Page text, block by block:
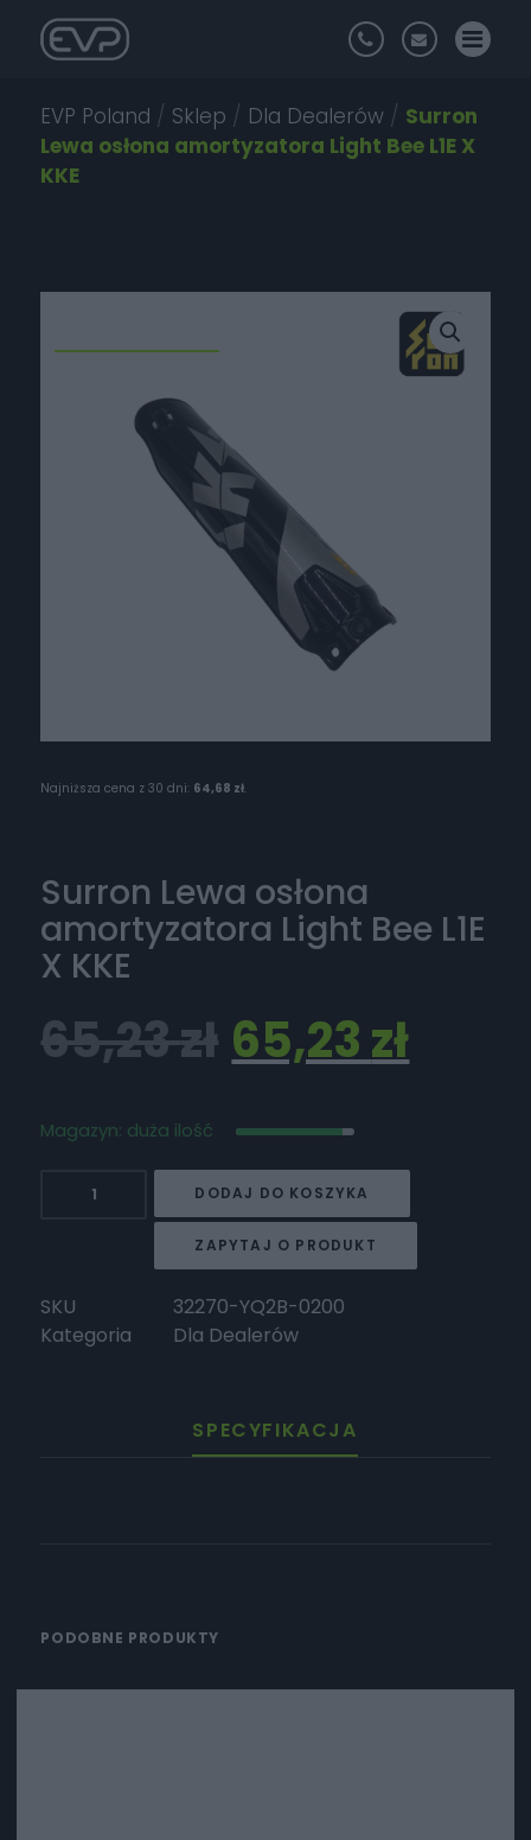
EVP Poland / Sklep / Dla Dealerów / Surron
Lewa osłona amortyzatora Light Bee L1E X
KKE
Surron Lewa osłona
amortyzatora Light Bee L1E
X KKE
65,23zł 65,23zł
Najniższa cena z 30 dni: 64,68 zł.
Magazyn: duża ilość
amortyzatora
Light
DODAJ DO KOSZYKA
ZAPYTAJ O PRODUKT
SKU
32270-YQ2B-0200
Kategoria
Dla Dealerów
SPECYFIKACJA
PODOBNE PRODUKTY